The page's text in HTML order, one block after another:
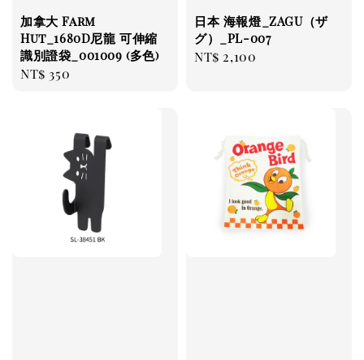
加拿大 Farm
Hut_1680D尼龍 可伸縮
識別證袋_001009 (多色)
Regular
NT$ 350
日本 海報燈_ZAGU（ザ
グ）_PL-007
Regular
NT$ 2,100